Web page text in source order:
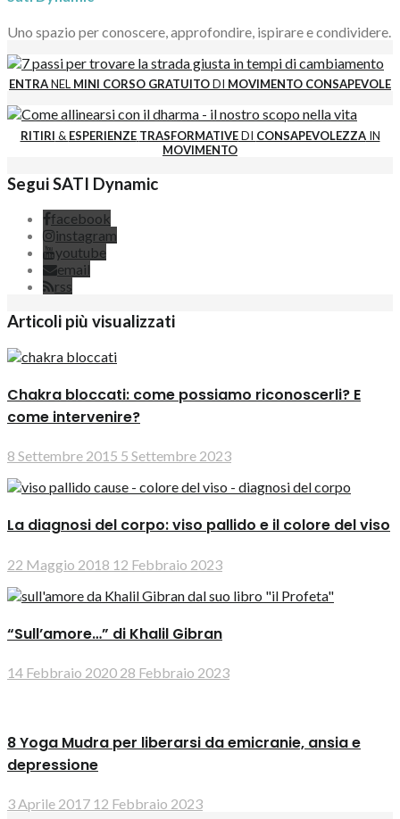
Uno spazio per conoscere, approfondire, ispirare e condividere.
ENTRANEL MINI CORSO GRATUITODI MOVIMENTO CONSAPEVOLE
RITIRI & ESPERIENZE TRASFORMATIVEDI CONSAPEVOLEZZAIN
MOVIMENTO
Segui SATI Dynamic
facebook
instagram
youtube
email
rss
Articoli più visualizzati
Chakra bloccati: come possiamo riconoscerli? E
come intervenire?
8 Settembre 2015 5 Settembre 2023
La diagnosi del corpo: viso pallido e il colore del viso
22 Maggio 2018 12 Febbraio 2023
“Sull’amore…” di Khalil Gibran
14 Febbraio 2020 28 Febbraio 2023
8 Yoga Mudra per liberarsi da emicranie, ansia e
depressione
3 Aprile 2017 12 Febbraio 2023